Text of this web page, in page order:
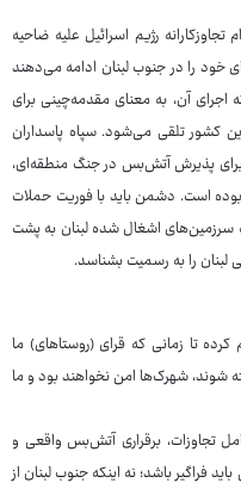
رژیم اسرائیل علیه ضاحیه
خود را در جنوب لبنان ادامه می‌دهند
اجرای آن، به معنای مقدمه‌چینی برای
کشور تلقی می‌شود. سپاه پاسداران
برای پذیرش آتش‌بس در جنگ منطقه‌ای،
است. دشمن باید با فوریت حملات
سرزمین‌های اشغال شده لبنان به پشت
لبنان را به رسمیت بشناسد.
کرده تا زمانی که قرای (روستاهای) ما
شوند، شهرک‌ها امن نخواهند بود و ما
تجاوزات، برقراری آتش‌بس واقعی و
فراگیر باشد؛ نه اینکه جنوب لبنان از